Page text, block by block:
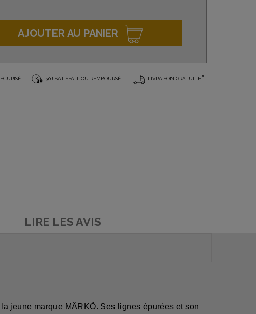
AJOUTER AU PANIER
30J SATISFAIT OU REMBOURSÉ LIVRAISON GRATUITE*
LIRE LES AVIS
jeune marque MÂRKÖ. Ses lignes épurées et son